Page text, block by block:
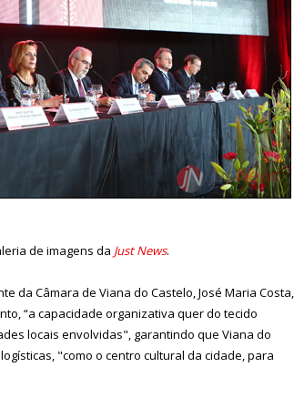
de imagens da Just News.
da Câmara de Viana do Castelo, José Maria Costa,
“a capacidade organizativa quer do tecido
locais envolvidas", garantindo que Viana do
"como o centro cultural da cidade, para